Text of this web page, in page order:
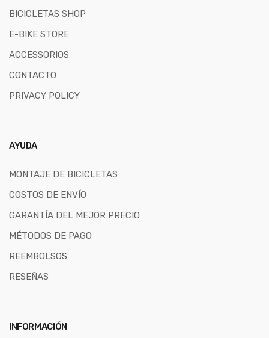
BICICLETAS SHOP
E-BIKE STORE
ACCESSORIOS
CONTACTO
PRIVACY POLICY
AYUDA
MONTAJE DE BICICLETAS
COSTOS DE ENVÍO
GARANTÍA DEL MEJOR PRECIO
MÉTODOS DE PAGO
REEMBOLSOS
RESEÑAS
INFORMACIÓN